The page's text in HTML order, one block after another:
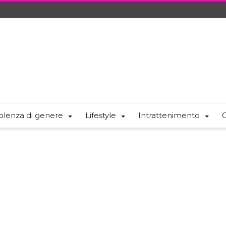
di genere Lifestyle Intrattenimento